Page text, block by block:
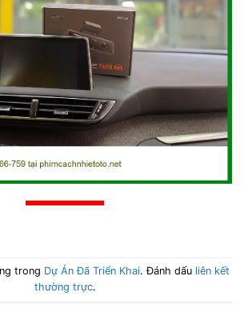
trong Dự Án Đã Triển Khai. Đánh dấu liên kết
thường trực.